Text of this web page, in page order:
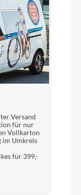
Versand
für nur
Vollkarton
im Umkreis
für 399,-